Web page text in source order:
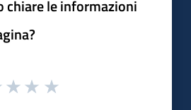
chiare le informazioni